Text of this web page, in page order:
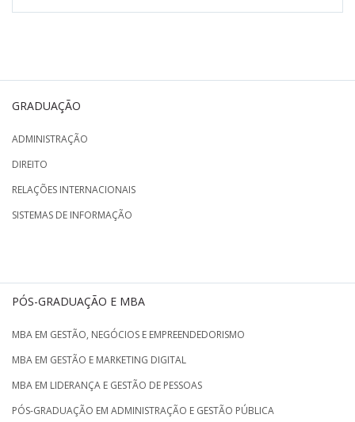
GRADUAÇÃO
ADMINISTRAÇÃO
DIREITO
RELAÇÕES INTERNACIONAIS
SISTEMAS DE INFORMAÇÃO
PÓS-GRADUAÇÃO E MBA
MBA EM GESTÃO, NEGÓCIOS E EMPREENDEDORISMO
MBA EM GESTÃO E MARKETING DIGITAL
MBA EM LIDERANÇA E GESTÃO DE PESSOAS
PÓS-GRADUAÇÃO EM ADMINISTRAÇÃO E GESTÃO PÚBLICA